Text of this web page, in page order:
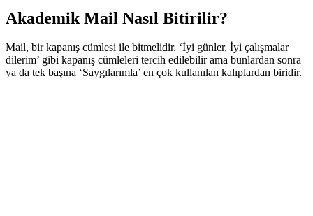
Akademik Mail Nasıl Bitirilir?
Mail, bir kapanış cümlesi ile bitmelidir. ‘İyi günler, İyi çalışmalar
dilerim’ gibi kapanış cümleleri tercih edilebilir ama bunlardan sonra
ya da tek başına ‘Saygılarımla’ en çok kullanılan kalıplardan biridir.